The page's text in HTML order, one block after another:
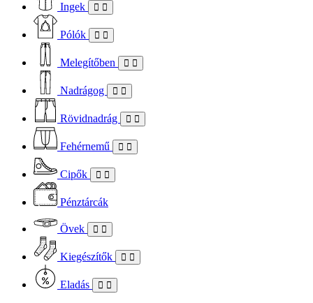
Ingek
Pólók
Melegítőben
Nadrágog
Rövidnadrág
Fehérnemű
Cipők
Pénztárcák
Övek
Kiegészítők
Eladás